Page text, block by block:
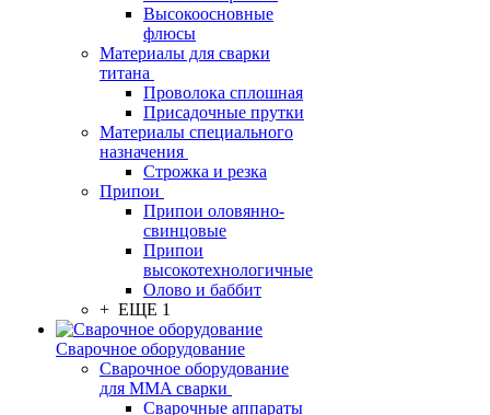
Высокоосновные
флюсы
Материалы для сварки
титана
Проволока сплошная
Присадочные прутки
Материалы специального
назначения
Строжка и резка
Припои
Припои оловянно-
свинцовые
Припои
высокотехнологичные
Олово и баббит
+ ЕЩЕ 1
Сварочное оборудование
Сварочное оборудование
для MMA сварки
Сварочные аппараты